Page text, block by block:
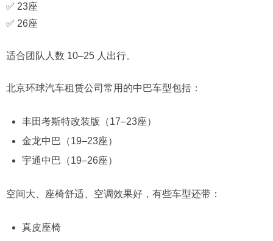
✅ 23座
✅ 26座
适合团队人数 10–25 人出行。
北京环球汽车租赁公司常用的中巴车型包括：
丰田考斯特改装版（17–23座）
金龙中巴（19–23座）
宇通中巴（19–26座）
空间大、座椅舒适、空调效果好，有些车型还带：
真皮座椅